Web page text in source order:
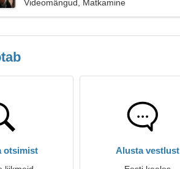
Videomängud, Matkamine
otsimist Alusta vestlust